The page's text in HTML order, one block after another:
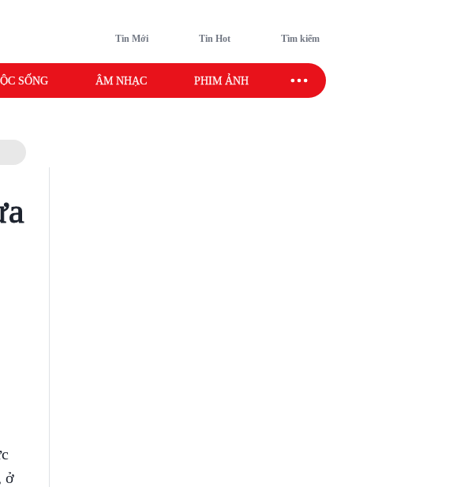
Tin Mới Tin Hot Tìm kiếm
SỐNG ÂM NHẠC PHIM ẢNH SAO SPORT
ở